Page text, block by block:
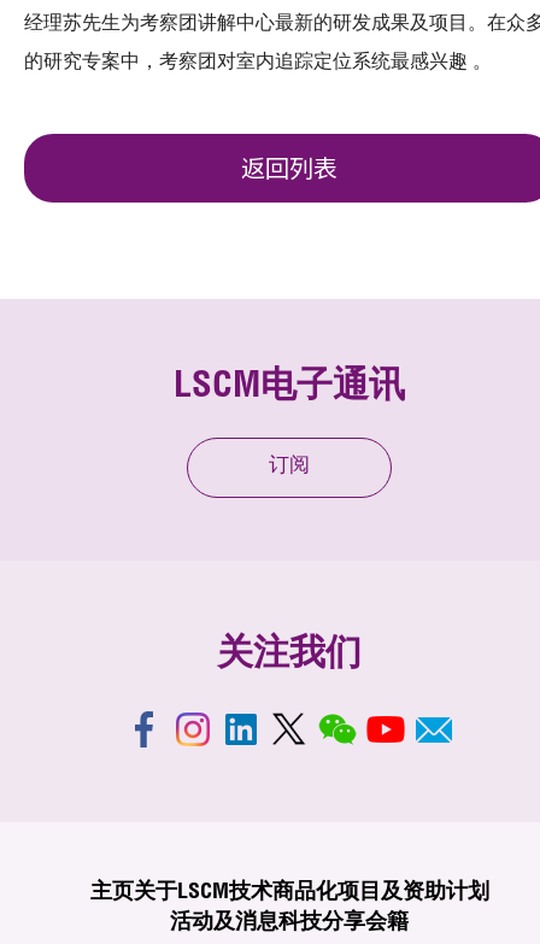
经理苏先生为考察团讲解中心最新的研发成果及项目。在众
的研究专案中，考察团对室内追踪定位系统最感兴趣 。
返回列表
LSCM电子通讯
订阅
关注我们
主页关于LSCM技术商品化项目及资助计划
活动及消息科技分享会籍